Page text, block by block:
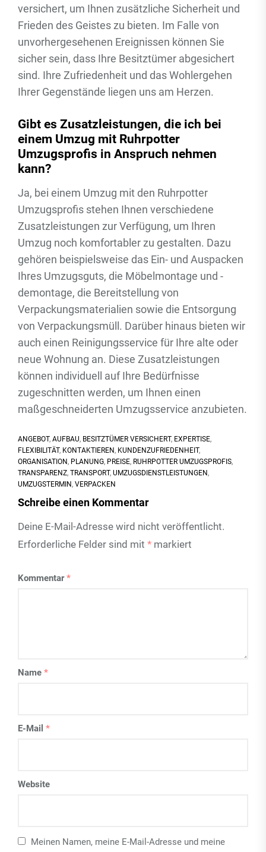
versichert, um Ihnen zusätzliche Sicherheit und
Frieden des Geistes zu bieten. Im Falle von
unvorhergesehenen Ereignissen können Sie
sicher sein, dass Ihre Besitztümer abgesichert
sind. Ihre Zufriedenheit und das Wohlergehen
Ihrer Gegenstände liegen uns am Herzen.
Gibt es Zusatzleistungen, die ich bei
einem Umzug mit Ruhrpotter
Umzugsprofis in Anspruch nehmen
kann?
Ja, bei einem Umzug mit den Ruhrpotter
Umzugsprofis stehen Ihnen verschiedene
Zusatzleistungen zur Verfügung, um Ihren
Umzug noch komfortabler zu gestalten. Dazu
gehören beispielsweise das Ein- und Auspacken
Ihres Umzugsguts, die Möbelmontage und -
demontage, die Bereitstellung von
Verpackungsmaterialien sowie die Entsorgung
von Verpackungsmüll. Darüber hinaus bieten wir
auch einen Reinigungsservice für Ihre alte oder
neue Wohnung an. Diese Zusatzleistungen
können individuell auf Ihre Bedürfnisse
zugeschnitten werden, um Ihnen einen
maßgeschneiderten Umzugsservice anzubieten.
ANGEBOT, AUFBAU, BESITZTÜMER VERSICHERT, EXPERTISE,
FLEXIBILITÄT, KONTAKTIEREN, KUNDENZUFRIEDENHEIT,
ORGANISATION, PLANUNG, PREISE, RUHRPOTTER UMZUGSPROFIS,
TRANSPARENZ, TRANSPORT, UMZUGSDIENSTLEISTUNGEN,
UMZUGSTERMIN, VERPACKEN
Schreibe einen Kommentar
Deine E-Mail-Adresse wird nicht veröffentlicht.
Erforderliche Felder sind mit * markiert
Kommentar*
Name *
E-Mail *
Website
Meinen Namen, meine E-Mail-Adresse und meine